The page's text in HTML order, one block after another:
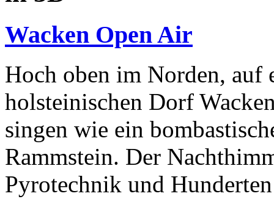
Wacken Open Air
Hoch oben im Norden, auf
holsteinischen Dorf
singen wie ein
Rammstein. Der
Pyrotechnik und